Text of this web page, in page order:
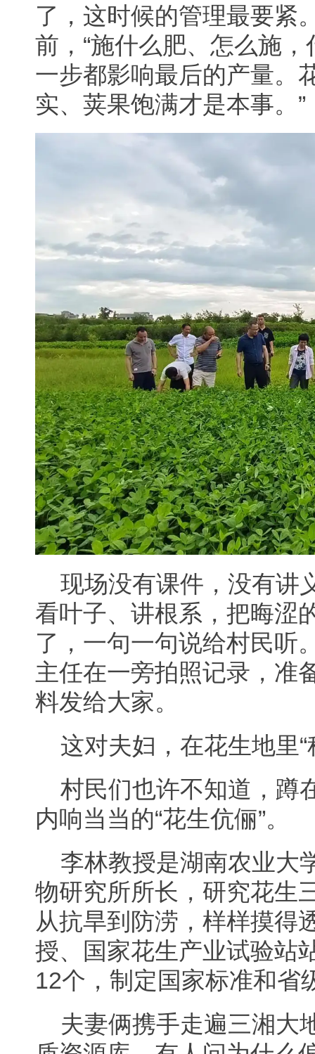
了，这时候的管理最要紧
前，“施什么肥、怎么施
一步都影响最后的产量。
实、荚果饱满才是本事。”
现场没有课件，没有讲
看叶子、讲根系，把晦涩
了，一句一句说给村民听
主任在一旁拍照记录，准
料发给大家。
这对夫妇，在花生地里
村民们也许不知道，蹲
内响当当的“花生伉俪”。
李林教授是湖南农业大
物研究所所长，研究花生
从抗旱到防涝，样样摸得
授、国家花生产业试验站
12个，制定国家标准和省
夫妻俩携手走遍三湘大